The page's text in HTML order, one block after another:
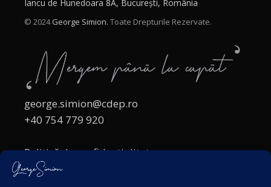
Iancu de Hunedoara 8A, București, România
© 2024George Simion. Toate Drepturile Rezervate.
george.simion@cdep.ro
+40 754 779 920
Politică de confidențialitate
Politica cookies